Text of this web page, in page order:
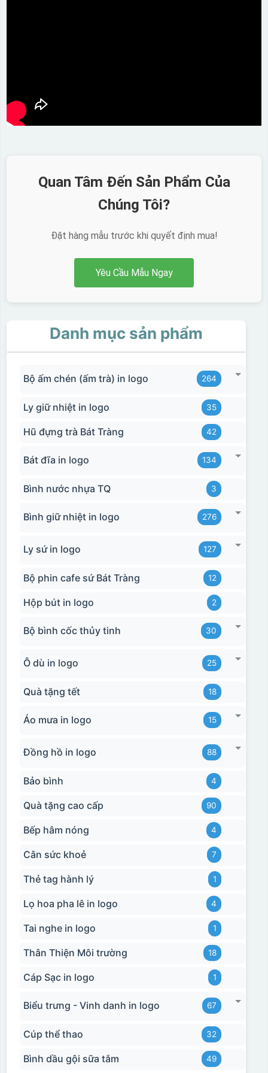
Quan Tâm Đến Sản Phẩm Của
Chúng Tôi?
Đặt hàng mẫu trước khi quyết định mua!
Yêu Cầu Mẫu Ngay
Danh mục sản phẩm
Bộ ấm chén (ấm trà) in logo 264
Ly giữ nhiệt in logo 35
Hũ đựng trà Bát Tràng 42
Bát đĩa in logo 134
Bình nước nhựa TQ 3
Bình giữ nhiệt in logo 276
Ly sứ in logo 127
Bộ phin cafe sứ Bát Tràng 12
Hộp bút in logo 2
Bộ bình cốc thủy tinh 30
Ô dù in logo 25
Quà tặng tết 18
Áo mưa in logo 15
Đồng hồ in logo 88
Bảo bình 4
Quà tặng cao cấp 90
Bếp hâm nóng 4
Cân sức khoẻ 7
Thẻ tag hành lý 1
Lọ hoa pha lê in logo 4
Tai nghe in logo 1
Thân Thiện Môi trường 18
Cáp Sạc in logo 1
Biểu trưng - Vinh danh in logo 67
Cúp thể thao 32
Bình dầu gội sữa tắm 49